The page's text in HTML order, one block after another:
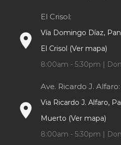
place
El Crisol:
Vía Domingo Díaz,
El Crisol (Ver mapa)
8:00am - 5:30pm |
place
Ave. Ricardo J. Alfaro:
Via Ricardo J. Alfaro,
Muerto (Ver mapa)
8:00am - 5:30pm |